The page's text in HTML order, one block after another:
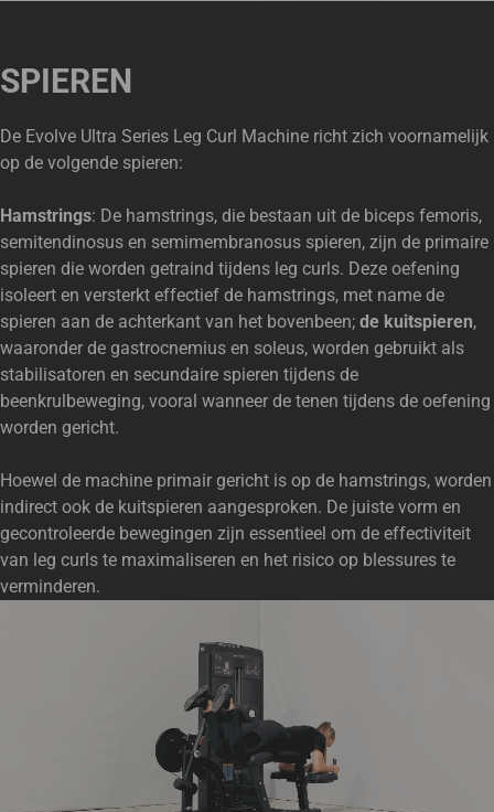
SPIEREN
De Evolve Ultra Series Leg Curl Machine richt zich voornamelijk
op de volgende spieren:
Hamstrings: De hamstrings, die bestaan uit de biceps femoris,
semitendinosus en semimembranosus spieren, zijn de primaire
spieren die worden getraind tijdens leg curls. Deze oefening
isoleert en versterkt effectief de hamstrings, met name de
spieren aan de achterkant van het bovenbeen; de kuitspieren,
waaronder de gastrocnemius en soleus, worden gebruikt als
stabilisatoren en secundaire spieren tijdens de
beenkrulbeweging, vooral wanneer de tenen tijdens de oefening
worden gericht.
Hoewel de machine primair gericht is op de hamstrings, worden
indirect ook de kuitspieren aangesproken. De juiste vorm en
gecontroleerde bewegingen zijn essentieel om de effectiviteit
van leg curls te maximaliseren en het risico op blessures te
verminderen.